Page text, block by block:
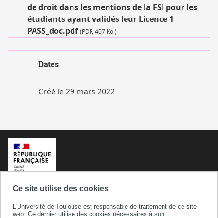
Ce site utilise des cookies
L'Université de Toulouse est responsable de traitement de ce site
web. Ce dernier utilise des cookies nécessaires à son
de droit dans les mentions de la FSI pour les
étudiants ayant validés leur Licence 1
PASS_doc.pdf(PDF, 407 Ko )
Dates
Créé le29 mars 2022